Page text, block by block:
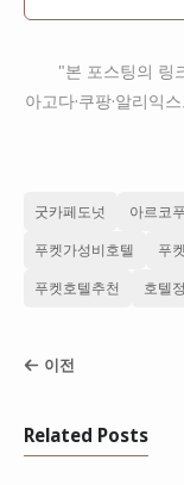
"본 포스팅의 링
아고다·쿠팡·알리익
굿카페도넛 아르코
푸켓가성비호텔 푸
푸켓호텔추천 호텔
이전
Related Posts